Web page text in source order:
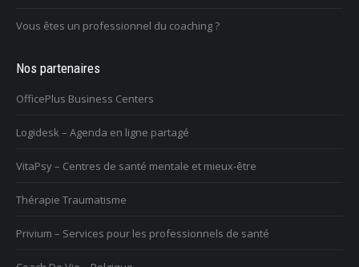
Vous êtes un professionnel du coaching ?
Nos partenaires
OfficePlus Business Centers
Logidesk – Agenda en ligne partagé
VitaPsy – Centres de santé mentale et mieux-être
Thérapie Traumatisme
Privium – Services pour les professionnels de santé